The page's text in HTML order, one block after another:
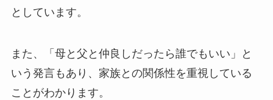
としています。
また、「母と父と仲良しだったら誰でもいい」と
いう発言もあり、家族との関係性を重視している
ことがわかります。